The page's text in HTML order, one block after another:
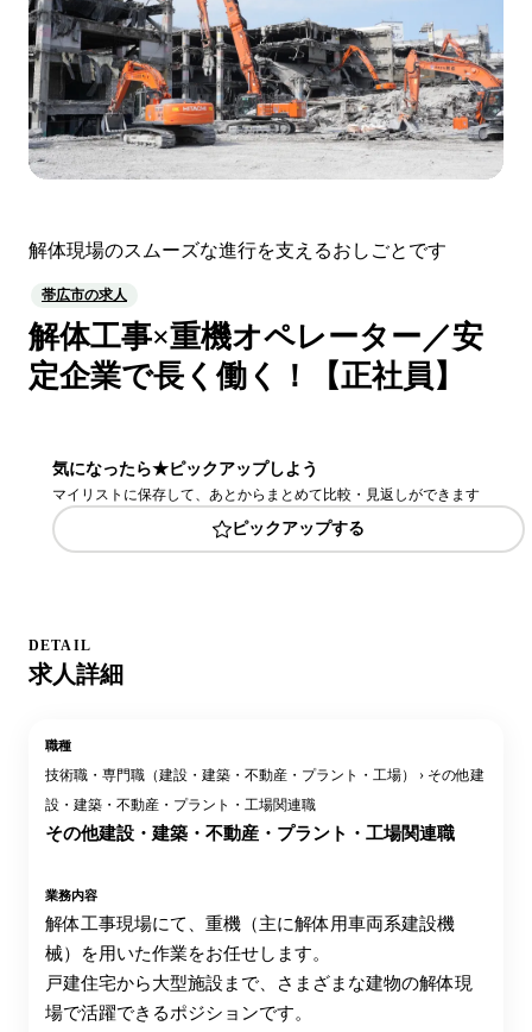
解体現場のスムーズな進行を支えるおしごとです
帯広市の求人
解体工事×重機オペレーター／安
定企業で長く働く！【正社員】
気になったら★ピックアップしよう
マイリストに保存して、あとからまとめて比較・見返しができます
ピックアップする
DETAIL
求人詳細
職種
技術職・専門職（建設・建築・不動産・プラント・工場） › その他建
設・建築・不動産・プラント・工場関連職
その他建設・建築・不動産・プラント・工場関連職
業務内容
解体工事現場にて、重機（主に解体用車両系建設機
械）を用いた作業をお任せします。
戸建住宅から大型施設まで、さまざまな建物の解体現
場で活躍できるポジションです。